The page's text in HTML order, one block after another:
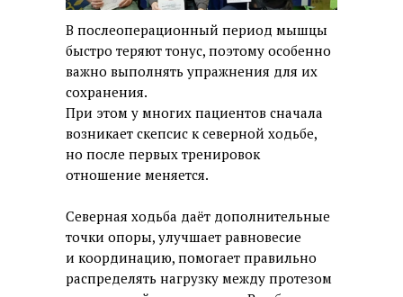
В послеоперационный период мышцы
быстро теряют тонус, поэтому особенно
важно выполнять упражнения для их
сохранения.
При этом у многих пациентов сначала
возникает скепсис к северной ходьбе,
но после первых тренировок
отношение меняется.
Северная ходьба даёт дополнительные
точки опоры, улучшает равновесие
и координацию, помогает правильно
распределять нагрузку между протезом